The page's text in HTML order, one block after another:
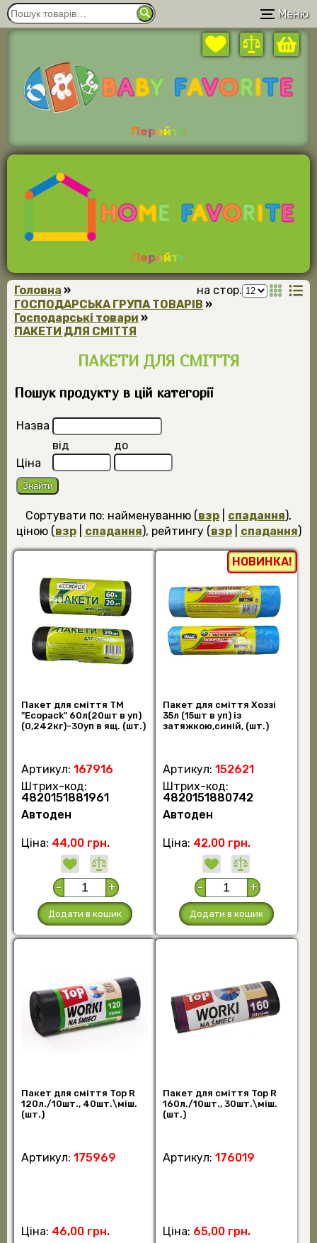
Меню
Перейти
Перейти
на стор.
Головна »
ГОСПОДАРСЬКА ГРУПА ТОВАРІВ »
Господарські товари »
ПАКЕТИ ДЛЯ СМІТТЯ
ПАКЕТИ ДЛЯ СМІТТЯ
Пошук продукту в цій категорії
Назва
Ціна
від до
Сортувати по: найменуванню (взр спадання),
ціною (взр| спадання), рейтингу (взр| спадання)
Пакет для сміття ТМ
"Ecopack" 60л(20шт в уп)
(0,242кг)-30уп в ящ. (шт.)
Артикул: 167916
Штрих-код:
4820151881961
Автоден
Ціна: 44,00 грн.
- +
Додати в кошик
НОВИНКА!
Пакет для сміття Хоззі
35л (15шт в уп) із
затяжкою,синій, (шт.)
Артикул: 152621
Штрих-код:
4820151880742
Автоден
Ціна: 42,00 грн.
- +
Додати в кошик
Пакет для сміття Top R
120л./10шт., 40шт.\міш.
(шт.)
Артикул: 175969
Ціна: 46,00 грн.
Пакет для сміття Top R
160л./10шт., 30шт.\міш.
(шт.)
Артикул: 176019
Ціна: 65,00 грн.